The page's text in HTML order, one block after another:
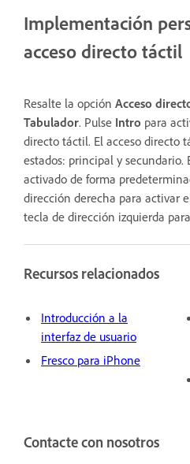
Implementación
acceso directo táctil
Resalte la opción Acceso
Tabulador. Pulse Intro para
directo táctil. El acceso directo
estados: principal y secundario.
activado de forma
dirección derecha para activar
tecla de dirección izquierda
Recursos relacionados
Introducción a la
interfaz de usuario
Fresco para iPhone
Contacte con nosotros